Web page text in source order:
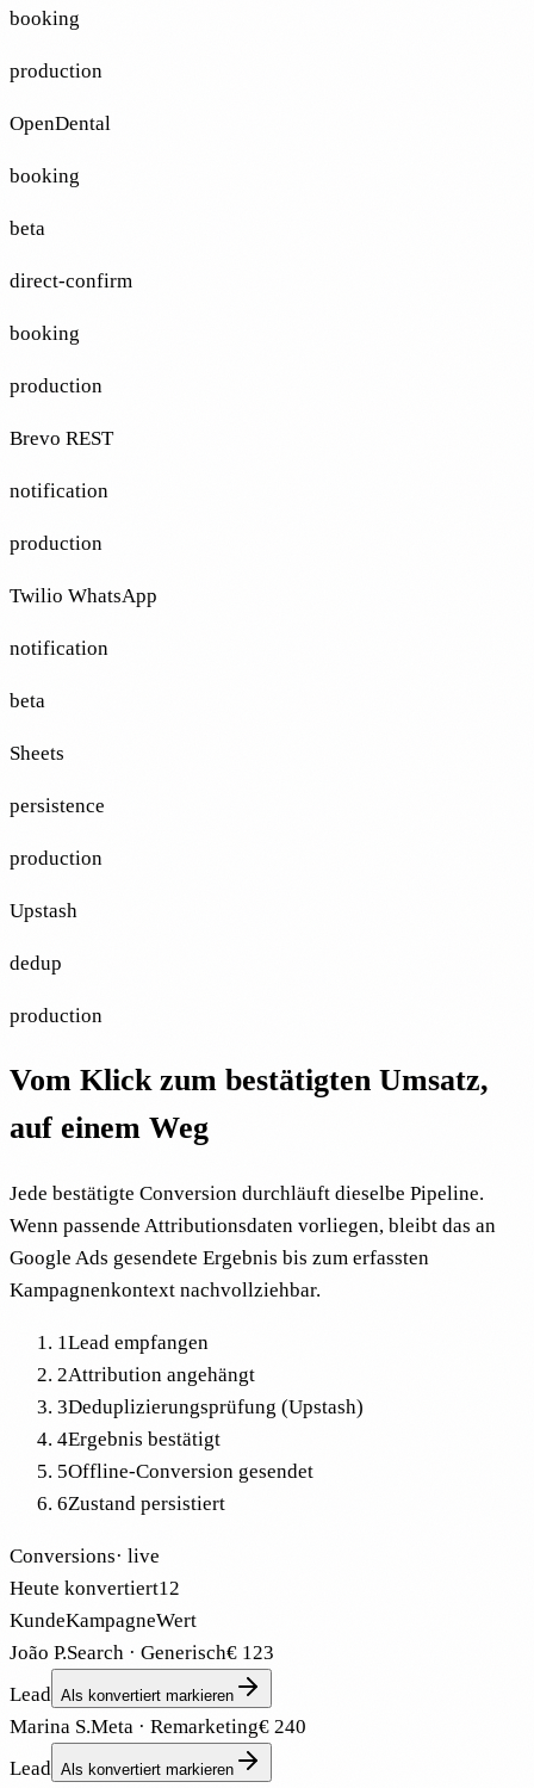
booking
production
OpenDental
booking
beta
direct-confirm
booking
production
Brevo REST
notification
production
Twilio WhatsApp
notification
beta
Sheets
persistence
production
Upstash
dedup
production
Vom Klick zum bestätigten Umsatz,
auf einem Weg
Jede bestätigte Conversion durchläuft dieselbe Pipeline.
Wenn passende Attributionsdaten vorliegen, bleibt das an
Google Ads gesendete Ergebnis bis zum erfassten
Kampagnenkontext nachvollziehbar.
1Lead empfangen
2Attribution angehängt
3Deduplizierungsprüfung (Upstash)
4Ergebnis bestätigt
5Offline-Conversion gesendet
6Zustand persistiert
Conversions· live
Heute konvertiert12
KundeKampagneWert
João P.Search · Generisch€ 123
Lead Als konvertiert markieren
Marina S.Meta · Remarketing€ 240
Lead Als konvertiert markieren